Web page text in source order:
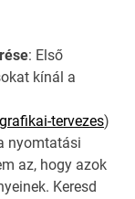
: Első
kínál a
tervezes)
nyomtatási
az, hogy azok
Keresd